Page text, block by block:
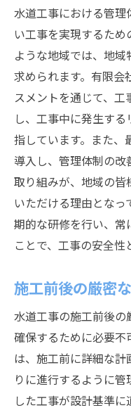
水道工事における管
い工事を実現するた
ような地域では、地
求められます。有限会
スメントを通じて、
し、工事中に発生す
指しています。また、
導入し、管理体制の改
取り組みが、地域の皆
いただける理由とな
期的な研修を行い、常
ことで、工事の安全性
施工前後の厳密
水道工事の施工前後の
確保するために必要不
は、施工前に詳細な計
りに進行するように
した工事が設計基準に